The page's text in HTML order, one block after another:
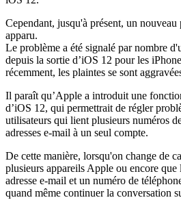
Cependant, jusqu'à présent, un nouveau
apparu.
Le problème a été signalé par nombre
depuis la sortie d’iOS 12 pour les
récemment, les plaintes se sont
Il paraît qu’Apple a introduit une
d’iOS 12, qui permettrait de régler
utilisateurs qui lient plusieurs numéros
adresses e-mail à un seul compte.
De cette manière, lorsqu'on change de
plusieurs appareils Apple ou encore
adresse e-mail et un numéro de
quand même continuer la conversation